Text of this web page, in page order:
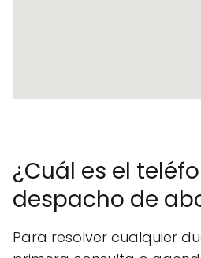
¿Cuál es el
despacho de
Para resolver cualquier